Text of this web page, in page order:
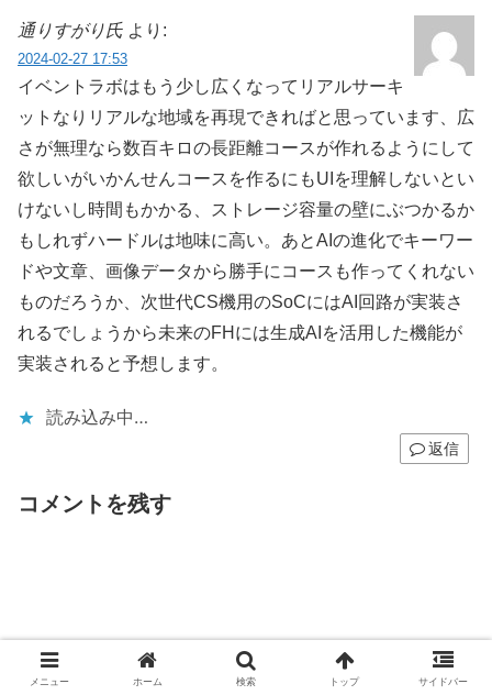
通りすがり氏 より:
2024-02-27 17:53
イベントラボはもう少し広くなってリアルサーキ
ットなりリアルな地域を再現できればと思っています、広
さが無理なら数百キロの長距離コースが作れるようにして
欲しいがいかんせんコースを作るにもUIを理解しないとい
けないし時間もかかる、ストレージ容量の壁にぶつかるか
もしれずハードルは地味に高い。あとAIの進化でキーワー
ドや文章、画像データから勝手にコースも作ってくれない
ものだろうか、次世代CS機用のSoCにはAI回路が実装さ
れるでしょうから未来のFHには生成AIを活用した機能が
実装されると予想します。
読み込み中…
返信
コメントを残す
メニュー ホーム 検索 トップ サイドバー